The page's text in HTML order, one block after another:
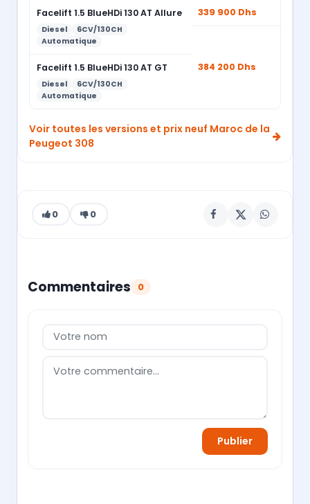
Facelift 1.5 BlueHDi 130 AT Allure
Diesel
6CV/130CH
Automatique
339 900 Dhs
Facelift 1.5 BlueHDi 130 AT GT
Diesel
6CV/130CH
Automatique
384 200 Dhs
Voir toutes les versions et prix neuf Maroc de la
Peugeot 308
0 0
Commentaires 0
Publier